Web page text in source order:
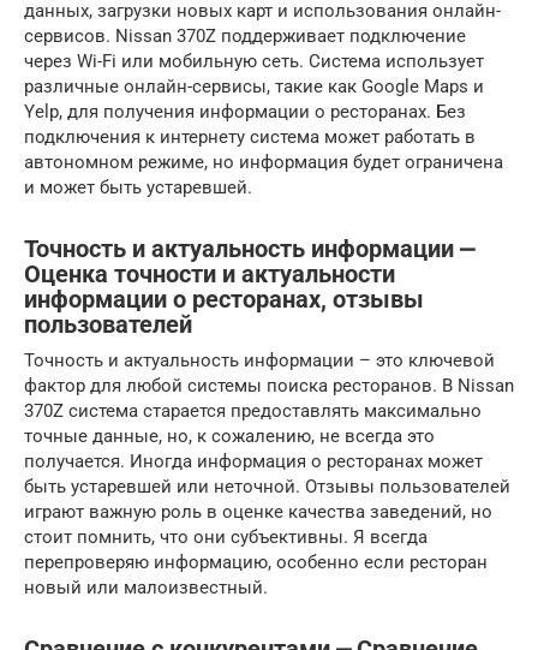
данных, загрузки новых карт и использования онлайн-
сервисов. Nissan 370Z поддерживает подключение
через Wi-Fi или мобильную сеть. Система использует
различные онлайн-сервисы, такие как Google Maps и
Yelp, для получения информации о ресторанах. Без
подключения к интернету система может работать в
автономном режиме, но информация будет ограничена
и может быть устаревшей.
Точность и актуальность информации ⎼
Оценка точности и актуальности
информации о ресторанах, отзывы
пользователей
Точность и актуальность информации – это ключевой
фактор для любой системы поиска ресторанов. В Nissan
370Z система старается предоставлять максимально
точные данные, но, к сожалению, не всегда это
получается. Иногда информация о ресторанах может
быть устаревшей или неточной. Отзывы пользователей
играют важную роль в оценке качества заведений, но
стоит помнить, что они субъективны. Я всегда
перепроверяю информацию, особенно если ресторан
новый или малоизвестный.